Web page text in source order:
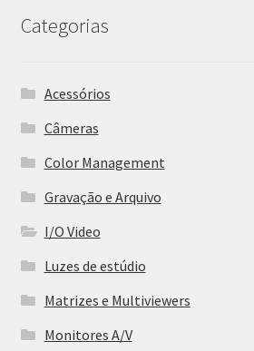
Categorias
Acessórios
Câmeras
Color Management
Gravação e Arquivo
I/O Video
Luzes de estúdio
Matrizes e Multiviewers
Monitores A/V